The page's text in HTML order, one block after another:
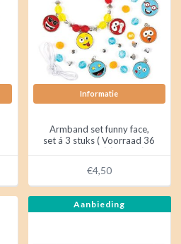
Informatie
Armband set funny face,
set á 3 stuks ( Voorraad 36
sets OP=OP) (3 stuks)
€4,50
Aanbieding